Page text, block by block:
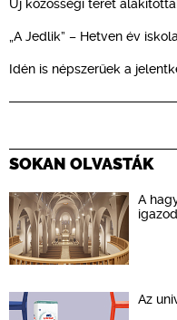
Új közösségi teret
„A Jedlik” – Hetven év
Idén is népszerűek a
SOKAN OLVASTÁK
A
Az